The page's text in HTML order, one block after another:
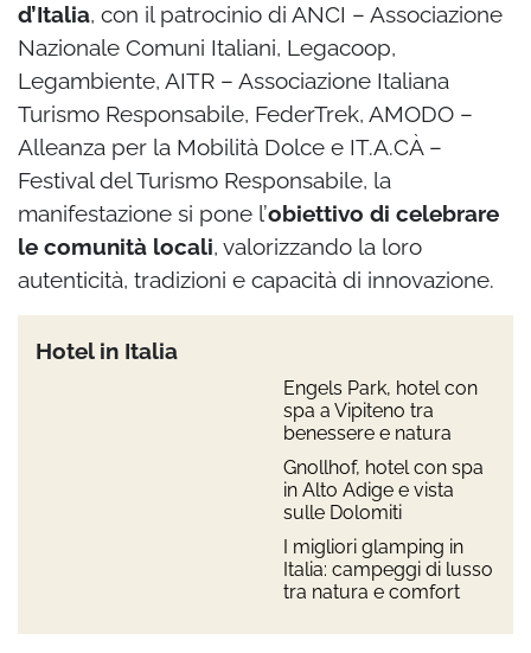
d’Italia, con il patrocinio di ANCI – Associazione
Nazionale Comuni Italiani, Legacoop,
Legambiente, AITR – Associazione Italiana
Turismo Responsabile, FederTrek, AMODO –
Alleanza per la Mobilità Dolce e IT.A.CÀ –
Festival del Turismo Responsabile, la
manifestazione si pone l’obiettivo di celebrare
le comunità locali, valorizzando la loro
autenticità, tradizioni e capacità di innovazione.
Hotel in Italia
Engels Park, hotel con
spa a Vipiteno tra
benessere e natura
Gnollhof, hotel con spa
in Alto Adige e vista
sulle Dolomiti
I migliori glamping in
Italia: campeggi di lusso
tra natura e comfort